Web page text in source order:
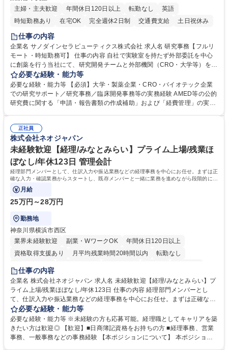
主婦・主夫歓迎
年間休日120日以上 転勤なし
英語
時短勤務あり
在宅OK 完全週休2日制 交通費支給 土日祝休み
仕事の内容
企業名 サノダインセラピューティクス株式会社 求人名 研究事務【フルリ
モート・時短勤務可】 仕事の内容 自社で実験室を持たず外部委託を中心
に創薬を行う当社にて、研究開発チームと外部機関（CRO・大学等）をつ
なぐハブとして、契約・発注・予算管理などの研究事務全般をお任せしま
す。 ■見積取得、発注、検収、請求処理等の事務手続き ■委託先との定例
会議の調整・アジェンダ準備・議事録作成 ■研究報告書、試験関連資料、
SOP等の整備・版管理・保管 ■研究開発の進捗・タイムライン・予算執行
集職種 研究事務【フルリモート・時短勤務可】
必要な経験・能力等
必要な経験・能力等 【必須】大学・製薬企業・CRO・バイオテック企業
での研究サポート／研究事務／臨床開発事務等の実務経験 AMED等の公的
研究費に関する「申請・報告書類の作成補助」および「経費管理」の実務
き方について】フルリモートやハイブリッド勤務、時短勤務など個々のラ
イフスタイルに応じた柔軟な働き方が可能です。育児や介護との両立も応
援します。 学歴・資格 学歴：大学院 大学 語学力： 資格：
正社員
株式会社ネオジャパン
未経験歓迎【経理/みなとみらい】プライム上場/残業ほ
ぼなし/年休123日 管理会計
経理部門メンバーとして、仕訳入力や振込業務などの経理事務を中心にお任せ。まずは正
確な入力・確認業務からスタートし、既存メンバーと一緒に業務を進めながら段階的に経
理知識を身につけていただきます。
月給
25万円～28万円
勤務地
神奈川県横浜市西区
業界未経験歓迎
副業・WワークOK
年間休日120日以上
資格取得支援あり
月平均残業時間20時間以内
転勤なし
未経験者歓迎
完全週休2日制
交通費支給 駅近5分以内 土日祝休み
服装自由
寮・社宅あり
仕事の内容
企業名 株式会社ネオジャパン 求人名 未経験歓迎【経理/みなとみらい】プ
ライム上場/残業ほぼなし/年休123日 仕事の内容 経理部門メンバーとし
て、仕訳入力や振込業務などの経理事務を中心にお任せ。まずは正確な入
力・確認業務からスタートし、既存メンバーと一緒に業務を進めながら段
階的に経理知識を身につけていただきます。 【具体的には】 ■社内稟議に
基づく仕訳入力 ■月末の振込業務 ■明細作成 ■伝票処理、記帳業務 ■既存
メンバーの業務サポート 【将来的には】 ■月次決算補助 ■四半期・年次決
必要な経験・能力等
必要な経験・能力等 ※未経験の方も応募可能。経理職としてキャリアを築
きたい方は歓迎◎ 【歓迎】■日商簿記資格をお持ちの方 ■経理事務、営業
事務、一般事務などの事務経験 【本ポジションについて】 本ポジション